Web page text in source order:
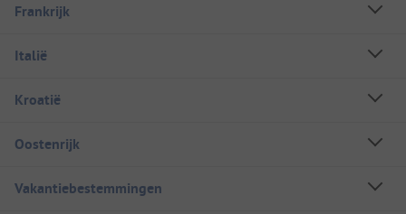
Frankrijk
Italië
Kroatië
Oostenrijk
Vakantiebestemmingen